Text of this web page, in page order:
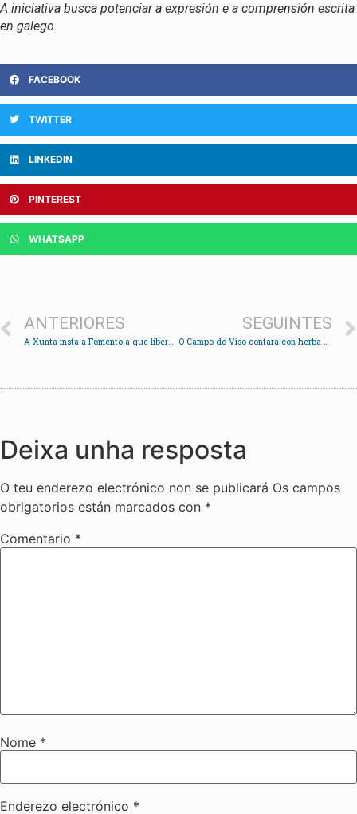
A iniciativa busca potenciar a expresión e a comprensión escrita
en galego.
FACEBOOK
TWITTER
LINKEDIN
PINTEREST
WHATSAPP
ANTERIORES
A Xunta insta a Fomento a que liberalice a peaxe de Rande e cumpra os compromisos con Chapela
SEGUINTES
O Campo do Viso contará con herba artificial
Deixa unha resposta
O teu enderezo electrónico non se publicará Os campos
obrigatorios están marcados con *
Comentario *
Nome *
Enderezo electrónico *